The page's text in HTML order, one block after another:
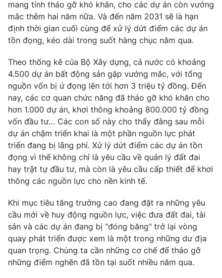
mang tính tháo gỡ khó khăn, cho các dự án còn vướng
mắc thêm hai năm nữa. Và đến năm 2031 sẽ là hạn
định thời gian cuối cùng để xử lý dứt điểm các dự án
tồn đọng, kéo dài trong suốt hàng chục năm qua.
Theo thống kê của Bộ Xây dựng, cả nước có khoảng
4.500 dự án bất động sản gặp vướng mắc, với tổng
nguồn vốn bị ứ đọng lên tới hơn 3 triệu tỷ đồng. Đến
nay, các cơ quan chức năng đã tháo gỡ khó khăn cho
hơn 1.000 dự án, khơi thông khoảng 800.000 tỷ đồng
vốn đầu tư… Các con số này cho thấy đằng sau mỗi
dự án chậm triển khai là một phần nguồn lực phát
triển đang bị lãng phí. Xử lý dứt điểm các dự án tồn
đọng vì thế không chỉ là yêu cầu về quản lý đất đai
hay trật tự đầu tư, mà còn là yêu cầu cấp thiết để khơi
thông các nguồn lực cho nền kinh tế.
Khi mục tiêu tăng trưởng cao đang đặt ra những yêu
cầu mới về huy động nguồn lực, việc đưa đất đai, tài
sản và các dự án đang bị "đóng băng" trở lại vòng
quay phát triển được xem là một trong những dư địa
quan trọng. Chúng ta cần những cơ chế để tháo gỡ
những điểm nghẽn đã tồn tại suốt nhiều năm qua.